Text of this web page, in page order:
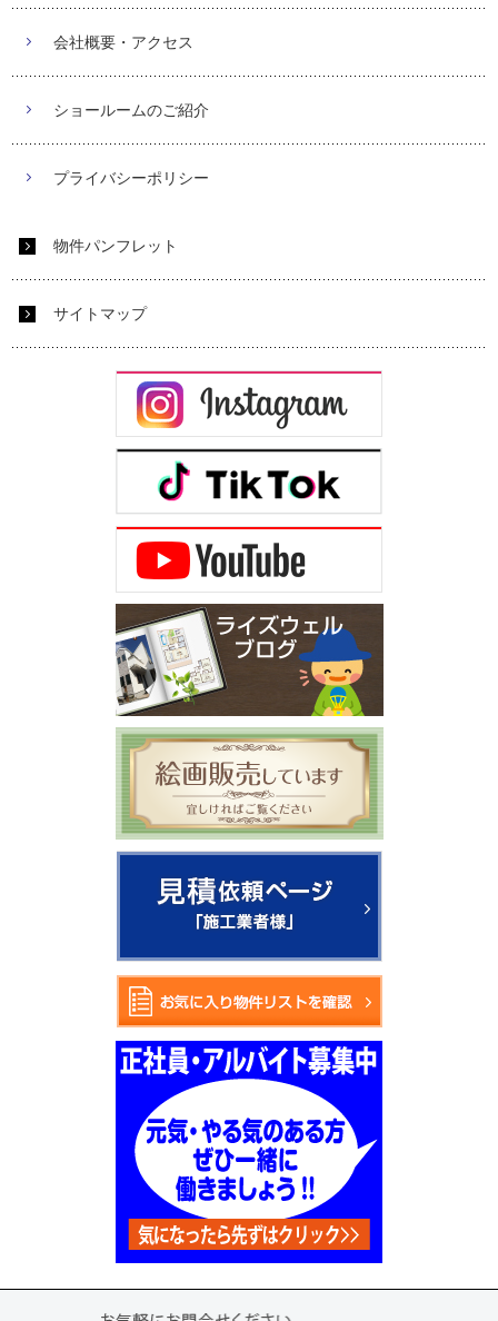
会社概要・アクセス
ショールームのご紹介
プライバシーポリシー
物件パンフレット
サイトマップ